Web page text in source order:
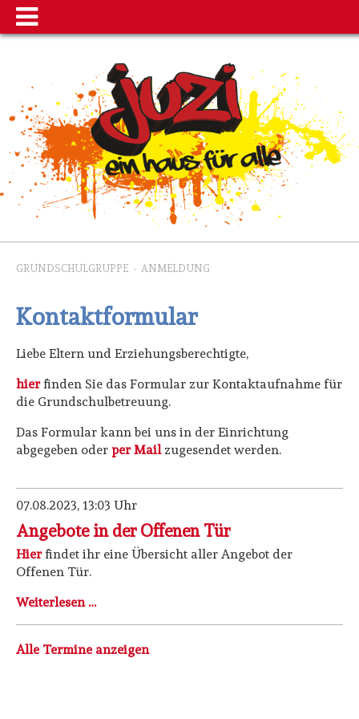
GRUNDSCHULGRUPPE - ANMELDUNG
Kontaktformular
Liebe Eltern und Erziehungsberechtigte,
hierfinden Sie das Formular zur Kontaktaufnahme für
die Grundschulbetreuung.
Das Formular kann bei uns in der Einrichtung
abgegeben oder per Mailzugesendet werden.
07.08.2023, 13:03 Uhr
Angebote in der Offenen Tür
Hierfindet ihr eine Übersicht aller Angebot der
Offenen Tür.
Weiterlesen …Angebote
Offenen
Alle Termine anzeigen